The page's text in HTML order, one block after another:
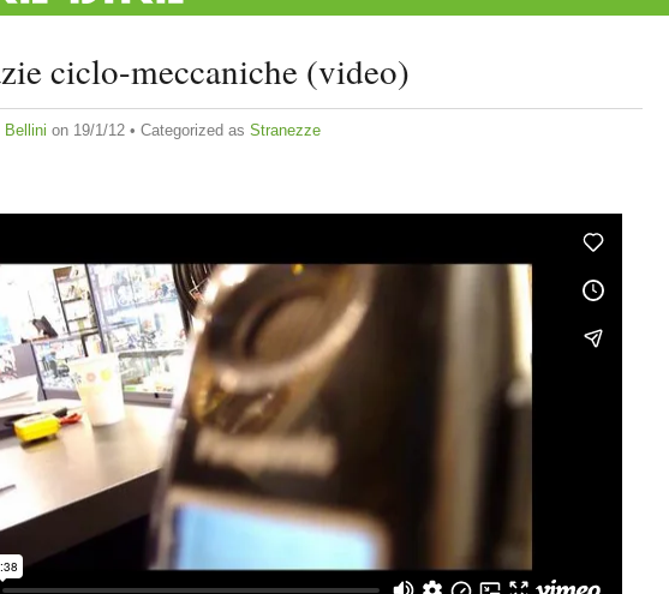
ciclo-meccaniche (video)
Bellini on 19/1/12 • Categorized as Stranezze